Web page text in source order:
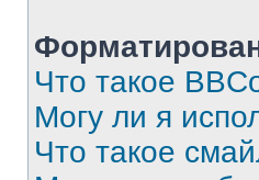
Что такое
Могу ли я
Что такое